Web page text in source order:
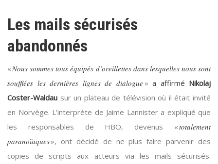
Les mails sécurisés
abandonnés
«Nous sommes tous équipés d’oreillettes dans lesquelles nous sont
soufflées les dernières lignes de dialogue » a affirmé Nikolaj
Coster-Waldau sur un plateau de télévision où il était invité
en Norvège. L’interprète de Jaime Lannister a expliqué que
les responsables de HBO, devenus «totalement
paranoïaques», ont décidé de ne plus faire parvenir des
copies de scripts aux acteurs via les mails sécurisés.